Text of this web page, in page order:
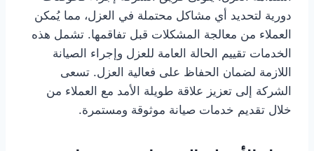
دورية لتحديد أي مشاكل محتملة في العزل، مما يُمكن
العملاء من معالجة المشكلات قبل تفاقمها. تشمل هذه
الخدمات تقييم الحالة العامة للعزل وإجراء الصيانة
اللازمة لضمان الحفاظ على فعالية العزل. تسعى
الشركة إلى تعزيز علاقة طويلة الأمد مع العملاء من
خلال تقديم خدمات صيانة موثوقة ومستمرة.